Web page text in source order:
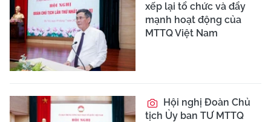
xếp lại tổ chức và đẩy
mạnh hoạt động của
MTTQ Việt Nam
Hội nghị Đoàn Chủ
tịch Ủy ban TƯ MTTQ